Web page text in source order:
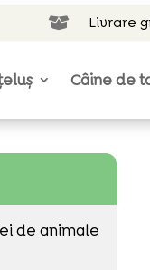
 Livrare
Câine de
de animale